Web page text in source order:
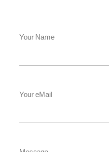
Your Name
Your eMail